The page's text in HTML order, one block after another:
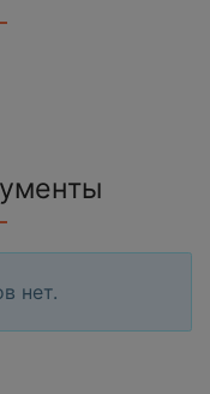
нет.